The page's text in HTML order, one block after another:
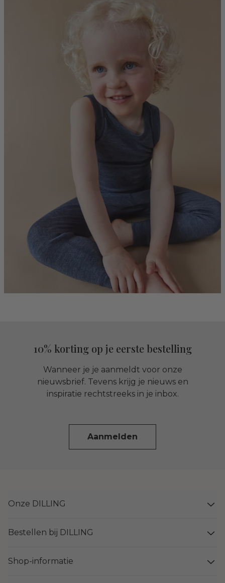
10% korting op je eerste bestelling
Wanneer je je aanmeldt voor onze
nieuwsbrief. Tevens krijg je nieuws en
inspiratie rechtstreeks in je inbox.
Aanmelden
Onze DILLING
Bestellen bij DILLING
Shop-informatie